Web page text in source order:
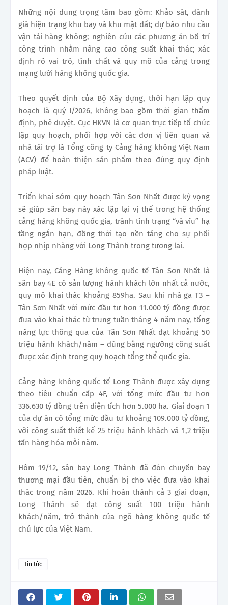
Những nội dung trọng tâm bao gồm: Khảo sát, đánh
giá hiện trạng khu bay và khu mặt đất; dự báo nhu cầu
vận tải hàng không; nghiên cứu các phương án bố trí
công trình nhằm nâng cao công suất khai thác; xác
định rõ vai trò, tính chất và quy mô của cảng trong
mạng lưới hàng không quốc gia.
Theo quyết định của Bộ Xây dựng, thời hạn lập quy
hoạch là quý I/2026, không bao gồm thời gian thẩm
định, phê duyệt. Cục HKVN là cơ quan trực tiếp tổ chức
lập quy hoạch, phối hợp với các đơn vị liên quan và
nhà tài trợ là Tổng công ty Cảng hàng không Việt Nam
(ACV) để hoàn thiện sản phẩm theo đúng quy định
pháp luật.
Triển khai sớm quy hoạch Tân Sơn Nhất được kỳ vọng
sẽ giúp sân bay này xác lập lại vị thế trong hệ thống
cảng hàng không quốc gia, tránh tình trạng “vá víu” hạ
tầng ngắn hạn, đồng thời tạo nền tảng cho sự phối
hợp nhịp nhàng với Long Thành trong tương lai.
Hiện nay, Cảng Hàng không quốc tế Tân Sơn Nhất là
sân bay 4E có sản lượng hành khách lớn nhất cả nước,
quy mô khai thác khoảng 859ha. Sau khi nhà ga T3 –
Tân Sơn Nhất với mức đầu tư hơn 11.000 tỷ đồng được
đưa vào khai thác từ trung tuần tháng 4 năm nay, tổng
năng lực thông qua của Tân Sơn Nhất đạt khoảng 50
triệu hành khách/năm – đúng bằng ngưỡng công suất
được xác định trong quy hoạch tổng thể quốc gia.
Cảng hàng không quốc tế Long Thành được xây dựng
theo tiêu chuẩn cấp 4F, với tổng mức đầu tư hơn
336.630 tỷ đồng trên diện tích hơn 5.000 ha. Giai đoạn 1
của dự án có tổng mức đầu tư khoảng 109.000 tỷ đồng,
với công suất thiết kế 25 triệu hành khách và 1,2 triệu
tấn hàng hóa mỗi năm.
Hôm 19/12, sân bay Long Thành đã đón chuyến bay
thương mại đầu tiên, chuẩn bị cho việc đưa vào khai
thác trong năm 2026. Khi hoàn thành cả 3 giai đoạn,
Long Thành sẽ đạt công suất 100 triệu hành
khách/năm, trở thành cửa ngõ hàng không quốc tế
chủ lực của Việt Nam.
Tin tức